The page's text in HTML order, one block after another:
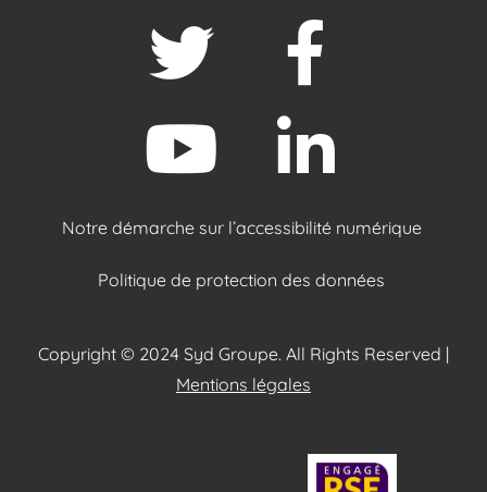
Notre démarche sur l’accessibilité numérique
Politique de protection des données
Copyright © 2024 Syd Groupe. All Rights Reserved |
Mentions légales